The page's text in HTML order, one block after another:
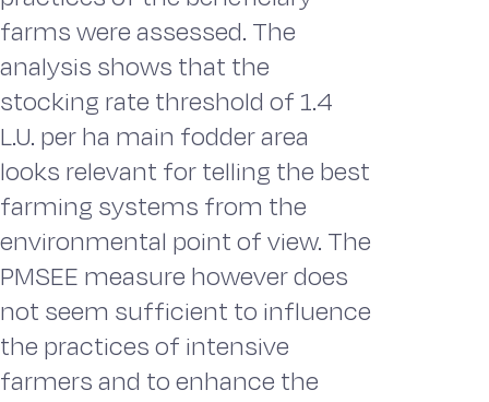
farms were assessed. The
analysis shows that the
stocking rate threshold of 1.4
L.U. per ha main fodder area
looks relevant for telling the best
farming systems from the
environmental point of view. The
PMSEE measure however does
not seem sufficient to influence
the practices of intensive
farmers and to enhance the